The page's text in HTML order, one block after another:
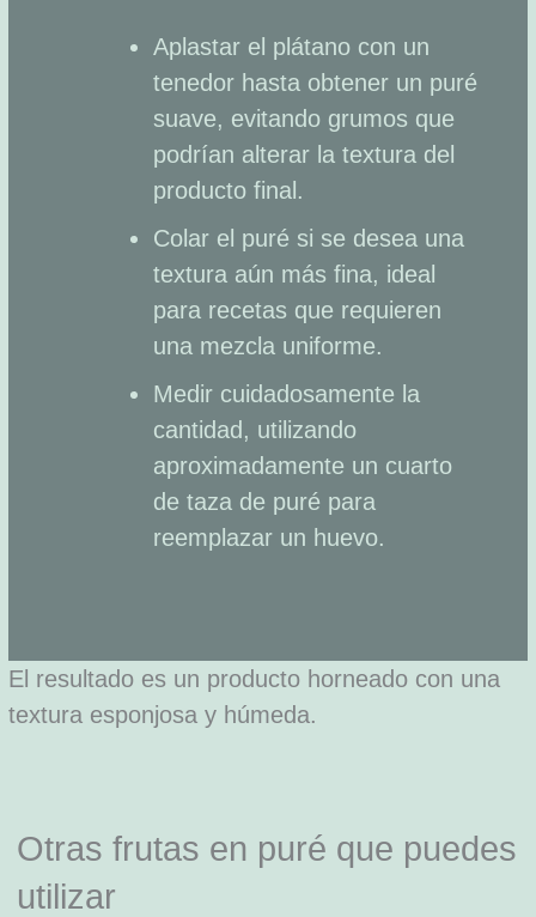
Aplastar el plátano con un
tenedor hasta obtener un puré
suave, evitando grumos que
podrían alterar la textura del
producto final.
Colar el puré si se desea una
textura aún más fina, ideal
para recetas que requieren
una mezcla uniforme.
Medir cuidadosamente la
cantidad, utilizando
aproximadamente un cuarto
de taza de puré para
reemplazar un huevo.
El resultado es un producto horneado con una
textura esponjosa y húmeda.
Otras frutas en puré que puedes
utilizar